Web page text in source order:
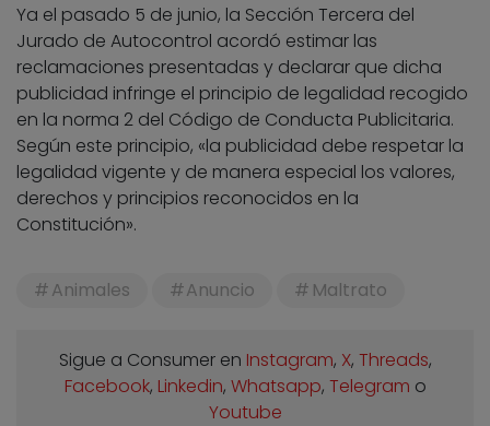
Ya el pasado 5 de junio, la Sección Tercera del
Jurado de Autocontrol acordó estimar las
reclamaciones presentadas y declarar que dicha
publicidad infringe el principio de legalidad recogido
en la norma 2 del Código de Conducta Publicitaria.
Según este principio, «la publicidad debe respetar la
legalidad vigente y de manera especial los valores,
derechos y principios reconocidos en la
Constitución».
Animales Anuncio Maltrato
Sigue a Consumer en Instagram, X, Threads,
Facebook, Linkedin, Whatsapp, Telegram o
Youtube